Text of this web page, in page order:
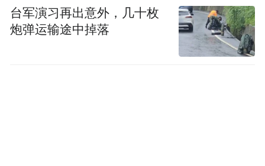
台军演习再出意外，几十枚
炮弹运输途中掉落